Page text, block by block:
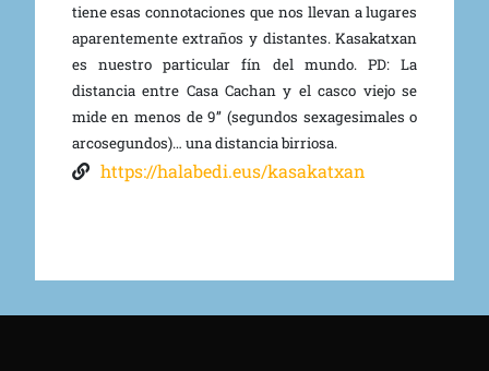
tiene esas connotaciones que nos llevan a lugares
aparentemente extraños y distantes. Kasakatxan
es nuestro particular fín del mundo. PD: La
distancia entre Casa Cachan y el casco viejo se
mide en menos de 9’’ (segundos sexagesimales o
arcosegundos)… una distancia birriosa.
https://halabedi.eus/kasakatxan